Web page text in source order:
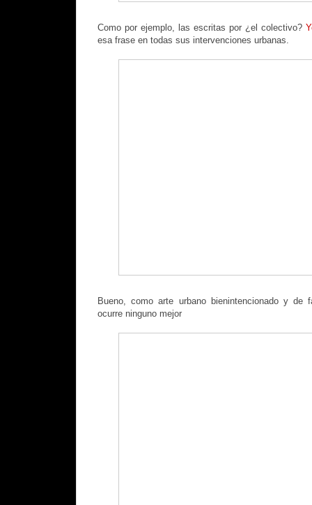
Como por ejemplo, las escritas por ¿el colectivo?
esa frase en todas sus intervenciones urbanas.
Bueno, como arte urbano bienintencionado y de
ocurre ninguno mejor